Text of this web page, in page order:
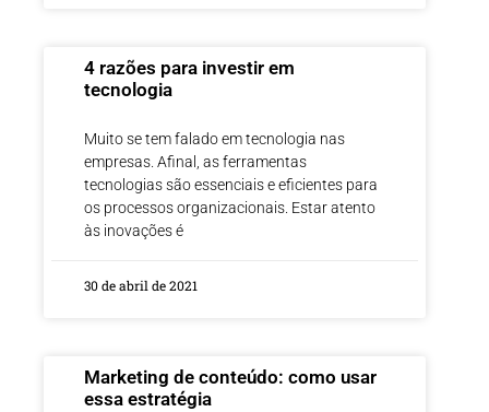
4 razões para investir em
tecnologia
Muito se tem falado em tecnologia nas
empresas. Afinal, as ferramentas
tecnologias são essenciais e eficientes para
os processos organizacionais. Estar atento
às inovações é
30 de abril de 2021
Marketing de conteúdo: como usar
essa estratégia